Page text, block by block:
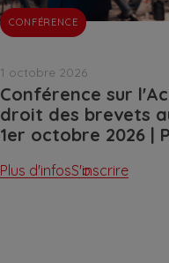
CONFÉRENCE
1 octobre 2026
Conférence sur
droit des brevets
1er octobre 2026 |
Plus d'infosS'inscrire